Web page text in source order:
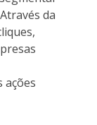
da
ações